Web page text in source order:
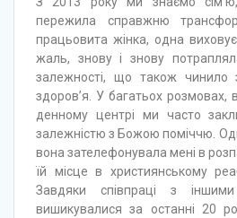
пережила справжню
працьовита жінка, одна
жаль, знову і знову
залежності, що також чинило
здоров’я. У багатьох розмовах,
денному центрі ми часто
залежністю з Божою поміччю.
вона зателефонувала мені в
їй місце в християнському
Завдяки співпраці з іншими
вишикувалися за останні 20